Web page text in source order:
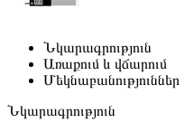
Նկարագրություն
Առաքում և վճարում
Մեկնաբանություններ
Նկարագրություն